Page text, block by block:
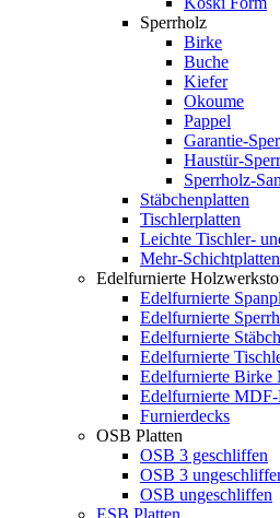
Sperrholz
Birke
Buche
Kiefer
Okoume
Pappel
Garantie-
Haustür-
Sperrholz-
Stäbchenplatten
Tischlerplatten
Leichte Tischler-
Mehr-Schichtplatten
Edelfurnierte
Edelfurnierte
Edelfurnierte
Edelfurnierte
Edelfurnierte
Edelfurnierte Birke
Edelfurnierte MDF-
Furnierdecks
OSB Platten
OSB 3 geschliffen
OSB 3
OSB ungeschliffen
ESB Platten